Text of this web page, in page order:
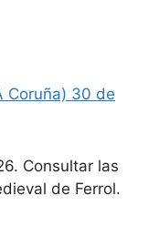
Coruña) 30 de
Consultar las
de Ferrol.